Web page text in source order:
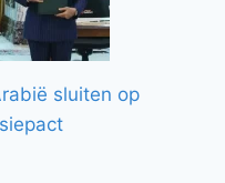
sluiten op